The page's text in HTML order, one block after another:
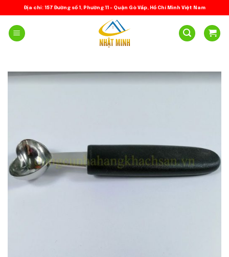
to
content
Địa chỉ: 157 Đường số 1, Phường 11 – Quận Gò Vấp, Hồ Chí Minh Việt Nam